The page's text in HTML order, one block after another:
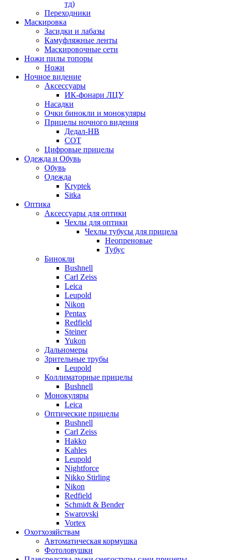
тд)
Переходники
Маскировка
Засидки и лабазы
Камуфляжные ленты
Маскировочные сети
Ножи пилы топоры
Ножи
Ночное видение
Аксессуары
ИК-фонари ЛЦУ
Насадки
Очки бинокли и монокуляры
Прицелы ночного видения
Дедал-НВ
СОТ
Цифровые прицелы
Одежда и Обувь
Обувь
Одежда
Kryptek
Sitka
Оптика
Аксессуары для оптики
Чехлы для оптики
Чехлы тубусы для прицела
Неопреновые
Тубус
Бинокли
Bushnell
Carl Zeiss
Leica
Leupold
Nikon
Pentax
Redfield
Steiner
Yukon
Дальномеры
Зрительные трубы
Leupold
Коллиматорные прицелы
Bushnell
Монокуляры
Leica
Оптические прицелы
Bushnell
Carl Zeiss
Hakko
Kahles
Leupold
Nightforce
Nikko Stirling
Nikon
Redfield
Schmidt & Bender
Swarovski
Vortex
Охотхозяйствам
Автоматическая кормушка
Фотоловушки